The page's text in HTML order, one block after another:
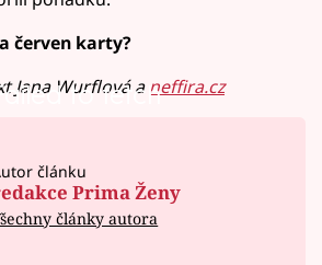
červen karty?
to fetch
Jana Wurflová a neffira.cz
článku
Prima Ženy
články autora